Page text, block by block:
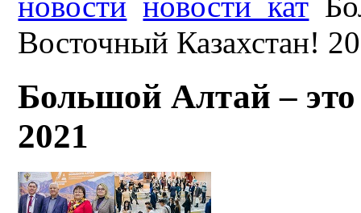
Восточный Казахстан!
Большой Алтай –
2021